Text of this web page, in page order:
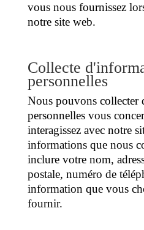
vous nous fournissez
notre site web.
Collecte
personnelles
Nous pouvons collecter
personnelles vous
interagissez avec notre
informations que nous
inclure votre nom,
postale, numéro de
information que vous
fournir.